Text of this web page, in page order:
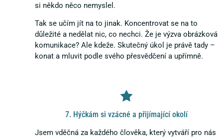
si někdo něco nemyslel.
Tak se učím jít na to jinak. Koncentrovat se na to
důležité a nedělat nic, co nechci. Že je výzva obrázková
komunikace? Ale kdeže. Skutečný úkol je právě tady –
konat a mluvit podle svého přesvědčení a upřímně.
7. Hýčkám si vzácné a přijímající okolí
Jsem vděčná za každého člověka, který vytváří pro nás